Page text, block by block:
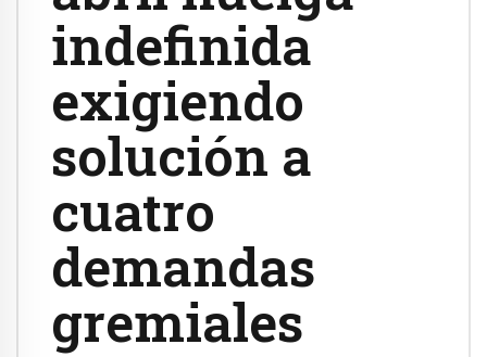
indefinida
exigiendo
solución a
cuatro
demandas
gremiales